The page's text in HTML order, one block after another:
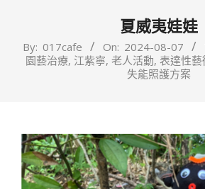
你
一
啡
館
夏威夷娃娃
By: 017cafe On: 2024-08-07
園藝治療, 江紫寧, 老人活動, 表達性
失能照護方案